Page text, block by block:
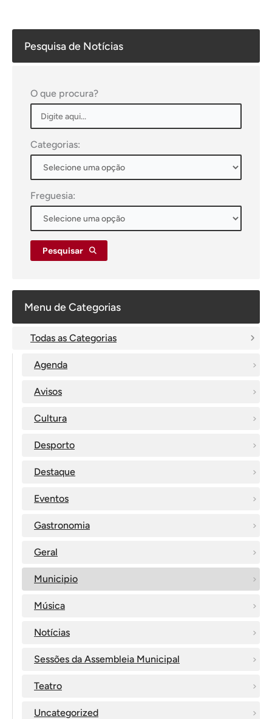
Pesquisa de Notícias
O que procura?
Categorias:
Freguesia:
Pesquisar
Menu de Categorias
Todas as Categorias
Agenda
Avisos
Cultura
Desporto
Destaque
Eventos
Gastronomia
Geral
Municipio
Música
Notícias
Sessões da Assembleia Municipal
Teatro
Uncategorized